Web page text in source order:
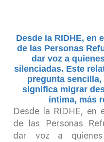
Desde la RIDHE, en
de las Personas
dar voz a
silenciadas. Este
pregunta
significa migrar
íntima, más
Desde la RIDHE, en
de las Personas
dar voz a